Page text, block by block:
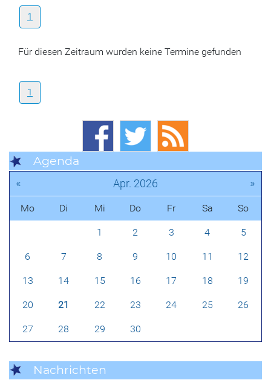
1
Für diesen Zeitraum wurden keine Termine gefunden
1
Agenda
« Apr. 2026 »
Mo Di Mi Do Fr Sa So
1 2 3 4 5
6 7 8 9 10 11 12
13 14 15 16 17 18 19
20 21 22 23 24 25 26
27 28 29 30
Nachrichten